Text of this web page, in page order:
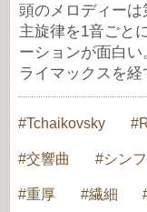
頭のメロディー
主旋律を1音ごと
ーションが面白
ライマックスを経
Tchaikovsky
交響曲 シン
重厚 繊細